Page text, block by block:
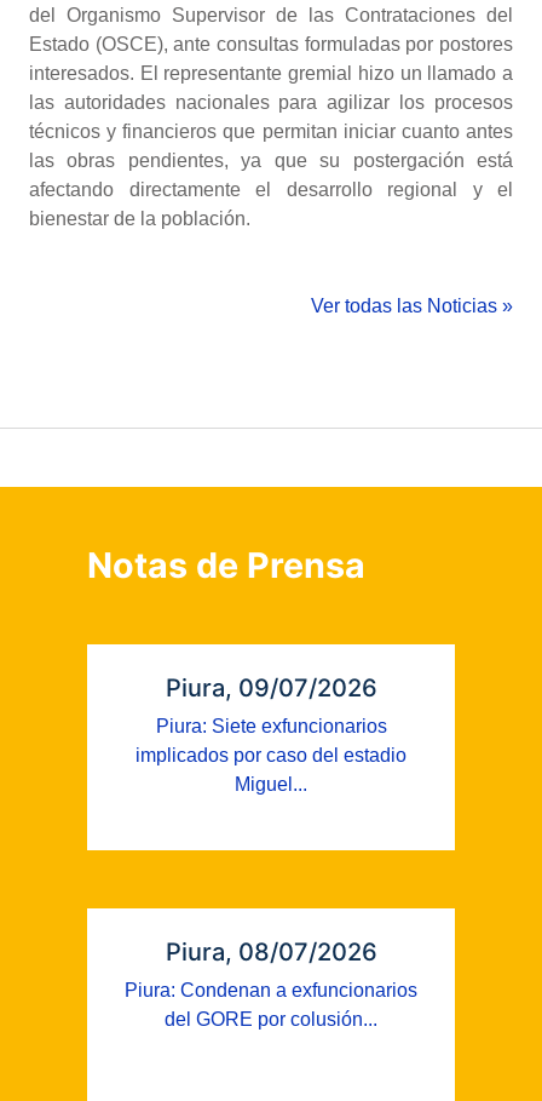
del Organismo Supervisor de las Contrataciones del
Estado (OSCE), ante consultas formuladas por postores
interesados. El representante gremial hizo un llamado a
las autoridades nacionales para agilizar los procesos
técnicos y financieros que permitan iniciar cuanto antes
las obras pendientes, ya que su postergación está
afectando directamente el desarrollo regional y el
bienestar de la población.
Ver todas las Noticias »
Notas de Prensa
Piura, 09/07/2026
Piura: Siete exfuncionarios
implicados por caso del estadio
Miguel...
Piura, 08/07/2026
Piura: Condenan a exfuncionarios
del GORE por colusión...